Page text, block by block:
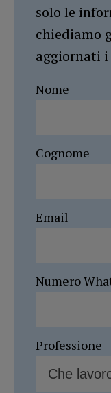
solo le
chiediamo
aggiornati
Nome
Cognome
Email
Numero
Professione